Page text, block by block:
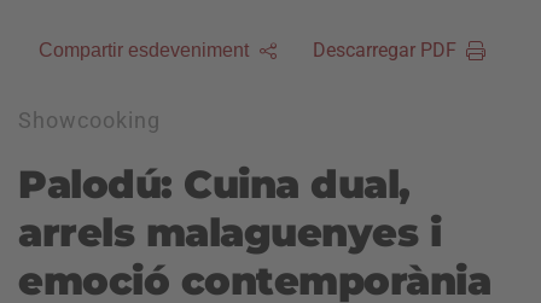
Compartir esdeveniment Descarregar PDF
Showcooking
Palodú: Cuina dual,
arrels malaguenyes i
emoció contemporània